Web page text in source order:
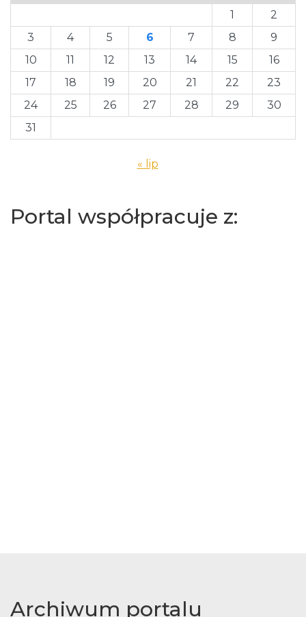
1
2
3
4 5 6 7 8
9
10
11 12 13 14 15
16
17
18 19 20 21 22
23
24
25 26 27 28 29
30
31
« lip
Portal współpracuje z:
Archiwum portalu